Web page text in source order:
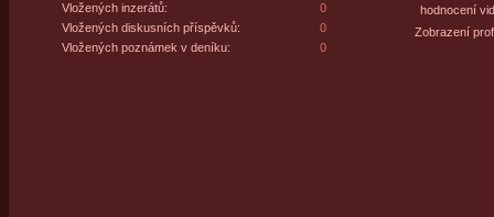
Vložených inzerátů:
0
Vložených diskusních příspěvků:
0
Vložených poznámek v deníku:
0
hodnocení
Zobrazení